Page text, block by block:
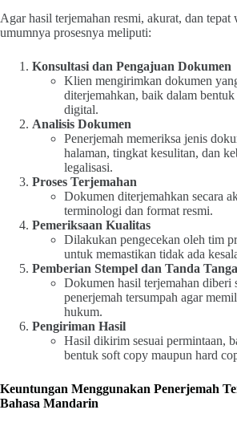
Agar hasil terjemahan resmi, akurat, dan tepat
umumnya prosesnya meliputi:
Konsultasi dan Pengajuan Dokumen
Klien mengirimkan dokumen
diterjemahkan, baik dalam
digital.
Analisis Dokumen
Penerjemah memeriksa jenis
halaman, tingkat kesulitan, dan
legalisasi.
Proses Terjemahan
Dokumen diterjemahkan secara
terminologi dan format resmi.
Pemeriksaan Kualitas
Dilakukan pengecekan oleh tim
untuk memastikan tidak ada
Pemberian Stempel dan Tanda
Dokumen hasil terjemahan diberi
penerjemah tersumpah agar
hukum.
Pengiriman Hasil
Hasil dikirim sesuai permintaan,
bentuk soft copy maupun hard
Keuntungan Menggunakan Penerjemah
Bahasa Mandarin